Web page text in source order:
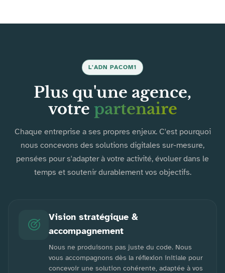
L'ADN PACOM1
Plus qu'une agence,
votre partenaire
Chaque entreprise a ses propres enjeux. C'est pourquoi
nous concevons des solutions digitales sur-mesure,
pensées pour s'adapter à votre activité, évoluer dans le
temps et soutenir durablement vos objectifs.
Vision stratégique &
accompagnement
Nous ne produisons pas juste du code. Nous
vous accompagnons dès la réflexion initiale pour
concevoir une solution cohérente, adaptée à vos